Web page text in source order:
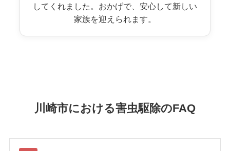
してくれました。おかげで、安心して新しい
家族を迎えられます。
川崎市における害虫駆除のFAQ